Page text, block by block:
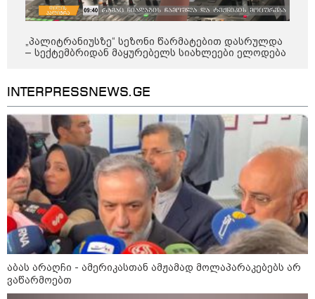
"მკაცრად ვგმობთ ირაკლი
კობახიძის განცხადებას" -
16:33 / 08-08-2026
"გიორგი ბარამიძემ რაღაც
არასწორად ჩამოაყალიბა,
მაგრამ ნამდვილად არ
ეკუთვნის წიხლი ივანიშვილის
ღალატზე დაფუძნებული
დიქტატურის მსახურებისგან" -
მიხეილ სააკაშვილი
16:22 / 08-08-2026
"აი, ეს არის სამშობლოს
ღალატი" - როგორ ეხმაურება
ნიკა გვარამია აგვისტოს ომთან
დაკავშირებით ირაკლი
კობახიძის განცხადებას?
„პალიტრანიუსზე“ სეზონი წარმატებით დასრულდა
– სექტემბრიდან მაყურებელს სიახლეები ელოდება
INTERPRESSNEWS.GE
აბას არაღჩი - ამერიკასთან ამჟამად მოლაპარაკებებს არ
ვაწარმოებთ